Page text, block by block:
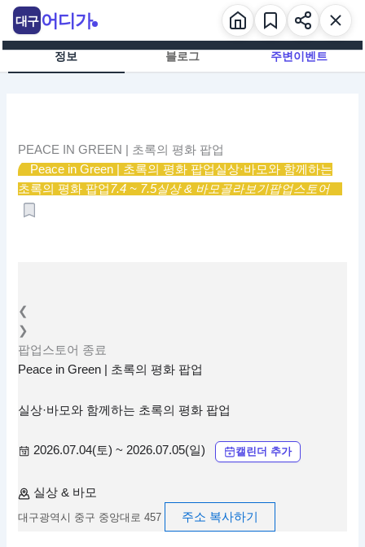
츠
정보 블로그 주변이벤트
PEACE IN GREEN | 초록의 평화 팝업
Peace in Green | 초록의 평화 팝업실상·바모와 함께하는
초록의 평화 팝업7.4 ~ 7.5실상 & 바모골라보기팝업스토어
❮
❯
팝업스토어 종료
Peace in Green | 초록의 평화 팝업
실상·바모와 함께하는 초록의 평화 팝업
2026.07.04(토) ~ 2026.07.05(일) 캘린더 추가
실상 & 바모
대구광역시 중구 중앙대로 457 주소 복사하기
대구 어디가